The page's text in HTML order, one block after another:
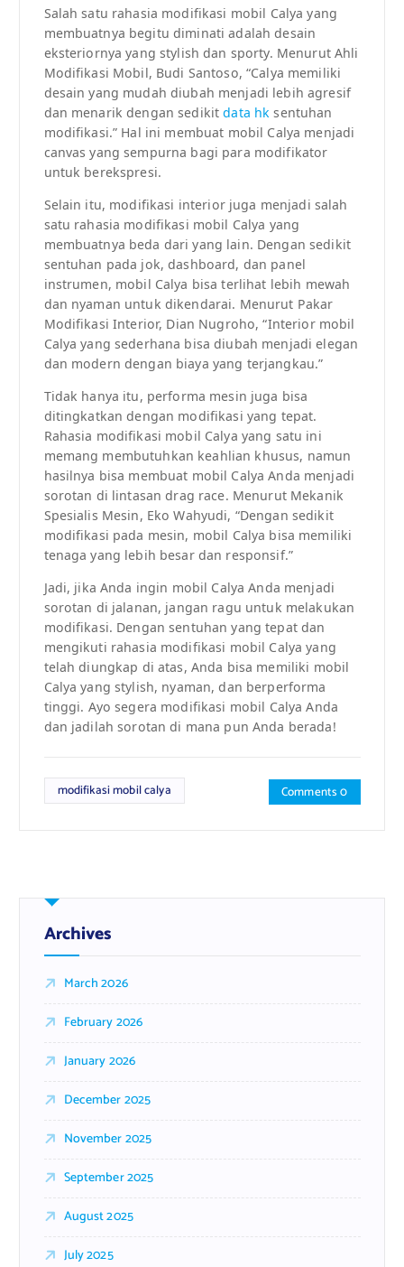
Salah satu rahasia modifikasi mobil Calya yang
membuatnya begitu diminati adalah desain
eksteriornya yang stylish dan sporty. Menurut Ahli
Modifikasi Mobil, Budi Santoso, “Calya memiliki
desain yang mudah diubah menjadi lebih agresif
dan menarik dengan sedikitdata hk sentuhan
modifikasi.” Hal ini membuat mobil Calya menjadi
canvas yang sempurna bagi para modifikator
untuk berekspresi.
Selain itu, modifikasi interior juga menjadi salah
satu rahasia modifikasi mobil Calya yang
membuatnya beda dari yang lain. Dengan sedikit
sentuhan pada jok, dashboard, dan panel
instrumen, mobil Calya bisa terlihat lebih mewah
dan nyaman untuk dikendarai. Menurut Pakar
Modifikasi Interior, Dian Nugroho, “Interior mobil
Calya yang sederhana bisa diubah menjadi elegan
dan modern dengan biaya yang terjangkau.”
Tidak hanya itu, performa mesin juga bisa
ditingkatkan dengan modifikasi yang tepat.
Rahasia modifikasi mobil Calya yang satu ini
memang membutuhkan keahlian khusus, namun
hasilnya bisa membuat mobil Calya Anda menjadi
sorotan di lintasan drag race. Menurut Mekanik
Spesialis Mesin, Eko Wahyudi, “Dengan sedikit
modifikasi pada mesin, mobil Calya bisa memiliki
tenaga yang lebih besar dan responsif.”
Jadi, jika Anda ingin mobil Calya Anda menjadi
sorotan di jalanan, jangan ragu untuk melakukan
modifikasi. Dengan sentuhan yang tepat dan
mengikuti rahasia modifikasi mobil Calya yang
telah diungkap di atas, Anda bisa memiliki mobil
Calya yang stylish, nyaman, dan berperforma
tinggi. Ayo segera modifikasi mobil Calya Anda
dan jadilah sorotan di mana pun Anda berada!
modifikasi mobil calya Comments 0
Archives
March 2026
February 2026
January 2026
December 2025
November 2025
September 2025
August 2025
July 2025